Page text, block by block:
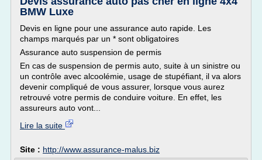
BMW Luxe
Devis en ligne pour une assurance auto rapide. Les
champs marqués par un * sont obligatoires
Assurance auto suspension de permis
En cas de suspension de permis auto, suite à un sinistre ou
un contrôle avec alcoolémie, usage de stupéfiant, il va alors
devenir compliqué de vous assurer, lorsque vous aurez
retrouvé votre permis de conduire voiture. En effet, les
assureurs auto vont...
Lire la suite
Site : http://www.assurance-malus.biz